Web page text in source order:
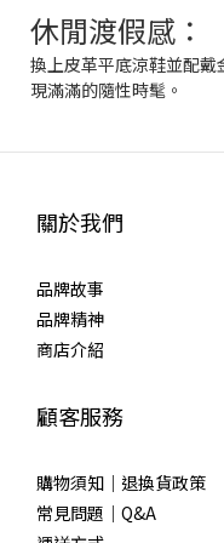
休閒渡假感：
換上皮革平底涼鞋並配
現滿滿的隨性時髦。
關於我們
品牌故事
品牌精神
商店介紹
顧客服務
購物須知｜退換貨政策
常見問題｜Q&A